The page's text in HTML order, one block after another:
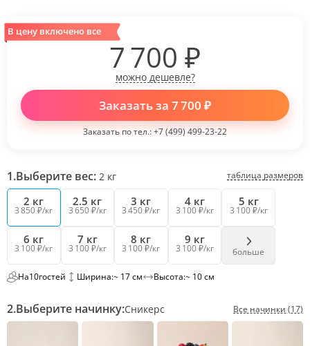
1.Выберите вес: 2 кг таблица размеров
2 кг
3 850 ₽/кг
2.5 кг
3 650 ₽/кг
3 кг
3 450 ₽/кг
4 кг
3 100 ₽/кг
5 кг
3 100 ₽/кг
6 кг
3 100 ₽/кг
7 кг
3 100 ₽/кг
8 кг
3 100 ₽/кг
9 кг
3 100 ₽/кг больше
На10гостей Ширина:~ 17 см Высота:~ 10 см
2.Выберите начинку:Сникерс Все начинки (17)
В цену включено все
7 700 ₽
можно дешевле?
Заказать за 7 700 ₽
Заказать по тел.:+7 (499) 499-23-22